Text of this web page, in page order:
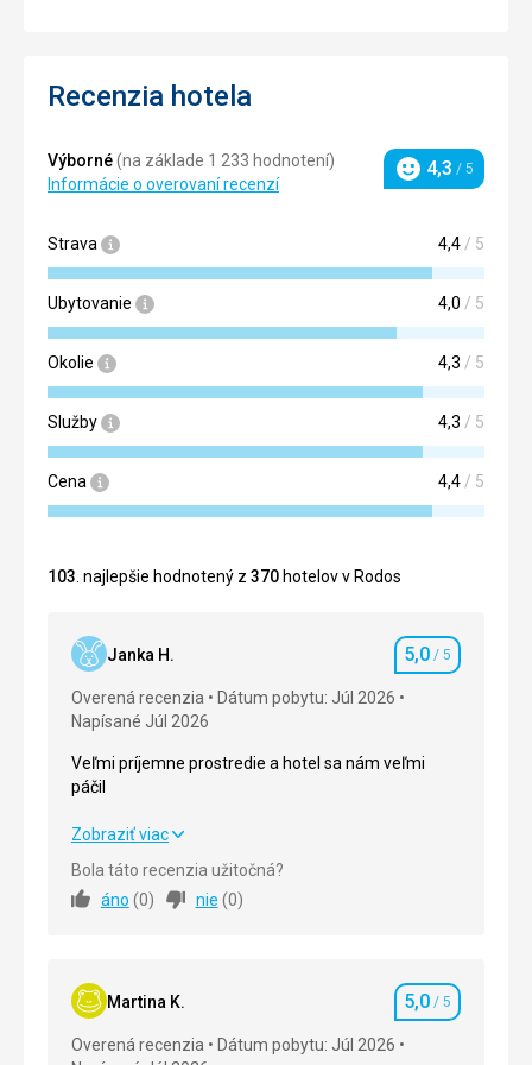
Recenzia hotela
Výborné(na základe 1 233 hodnotení)
Informácie o overovaní recenzí
Hodnotenie
4,3 / 5
Strava 4,4 / 5
Ubytovanie 4,0 / 5
Okolie 4,3 / 5
Služby 4,3 / 5
Cena 4,4 / 5
103 . najlepšie hodnotený z 370 hotelov v Rodos
Janka H. Hodnotenie
5,0 / 5
Overená recenzia
Dátum pobytu: Júl 2026
Napísané Júl 2026
Veľmi príjemne prostredie a hotel sa nám veľmi
páčil
Veľmi príjemne prostredie a hotel sa nám veľmi
Strava
Okolie 5,0/ 5
Služby
Zobraziť viac
Bola táto recenzia užitočná?
áno (0) nie (0)
Martina K. Hodnotenie
5,0 / 5
Overená recenzia
Dátum pobytu: Júl 2026